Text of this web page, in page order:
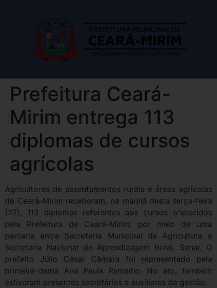
Prefeitura Ceará-
Mirim entrega 113
diplomas de cursos
agrícolas
Agricultores de assentamentos rurais e áreas agrícolas
de Ceará-Mirim receberam, na manhã desta terça-feira
(27), 113 diplomas referentes aos cursos oferecidos
pela Prefeitura de Ceará-Mirim, por meio de uma
parceria entre Secretaria Municipal de Agricultura e
Secretaria Nacional de Aprendizagem Rural, Senar. O
prefeito Júlio César Câmara foi representado pela
primeira-dama Ana Paula Ramalho. No ato, também
estiveram presentes secretários e auxiliares da gestão.